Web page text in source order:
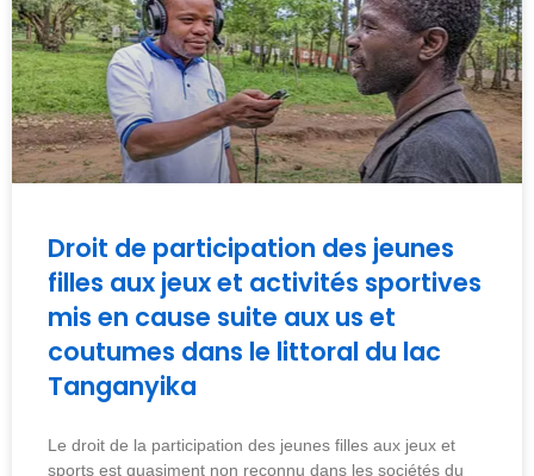
Droit de participation des jeunes
filles aux jeux et activités sportives
mis en cause suite aux us et
coutumes dans le littoral du lac
Tanganyika
Le droit de la participation des jeunes filles aux jeux et
sports est quasiment non reconnu dans les sociétés du